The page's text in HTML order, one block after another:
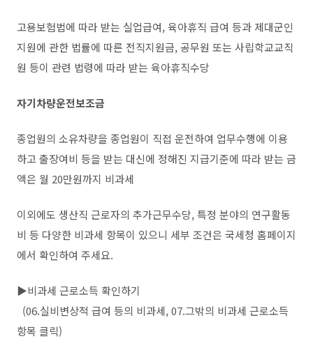
고용보험법에 따라 받는 실업급여, 육아휴직 급여 등과 제대군인
지원에 관한 법률에 따른 전직지원금, 공무원 또는 사립학교교직
원 등이 관련 법령에 따라 받는 육아휴직수당
자기차량운전보조금
종업원의 소유차량을 종업원이 직접 운전하여 업무수행에 이용
하고 출장여비 등을 받는 대신에 정해진 지급기준에 따라 받는 금
액은 월 20만원까지 비과세
이외에도 생산직 근로자의 추가근무수당, 특정 분야의 연구활동
비 등 다양한 비과세 항목이 있으니 세부 조건은 국세청 홈페이지
에서 확인하여 주세요.
▶비과세 근로소득 확인하기
(06.실비변상적 급여 등의 비과세, 07.그밖의 비과세 근로소득
항목 클릭)